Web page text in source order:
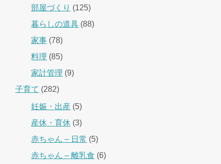
部屋づくり (125)
暮らしの道具 (88)
家事 (78)
料理 (85)
家計管理 (9)
子育て (282)
妊娠・出産 (5)
産休・育休 (3)
赤ちゃん – 日常 (5)
赤ちゃん – 離乳食 (6)